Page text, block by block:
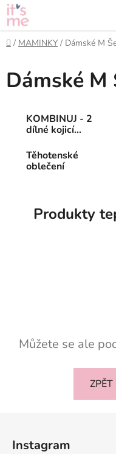
Přejít
na
obsah
Domů
/ MAMINKY / Dámské M
Dámské M
KOMBINUJ - 2
dílné kojicí
Těhotenské
oblečení
Produkty
Můžete se ale
Instagram